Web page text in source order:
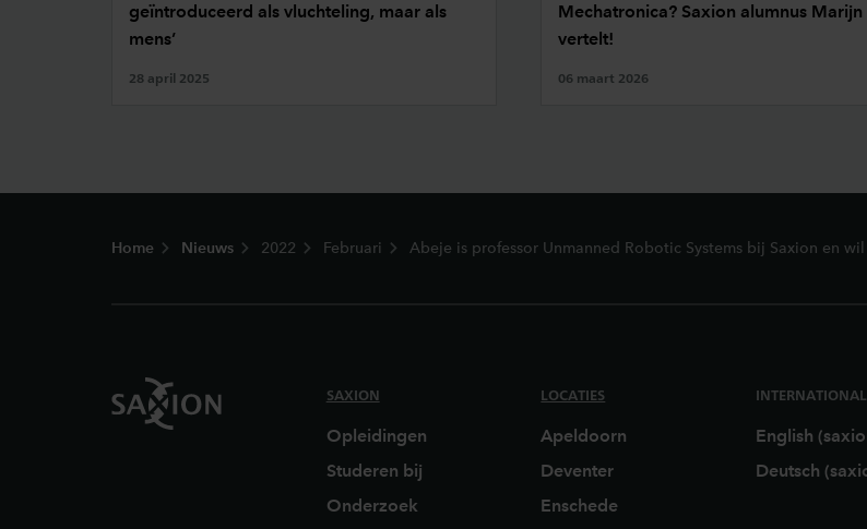
geïntroduceerd als vluchteling, maar als
mens’
28 april 2025
Mechatronica? Saxion alumnus Marijn
vertelt!
06 maart 2026
Home Nieuws 2022 Februari Abeje is professor Unmanned Robotic Systems bij Saxion en
SAXION
Opleidingen
Studeren bij
Onderzoek
LOCATIES
Apeldoorn
Deventer
Enschede
INTERNATIONAL
English
Deutsch